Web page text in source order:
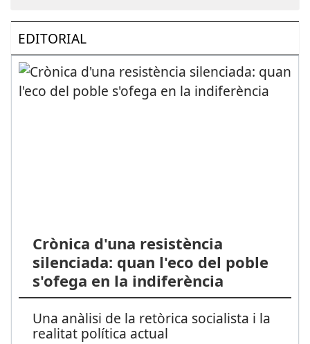
EDITORIAL
Crònica d'una resistència
silenciada: quan l'eco del poble
s'ofega en la indiferència
Una anàlisi de la retòrica socialista i la
realitat política actual